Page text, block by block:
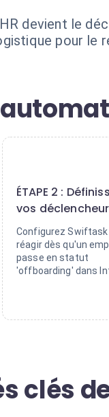
devient le
pour le
ÉTAPE 2 :
vos
Configurez Swiftask
réagir dès qu'un
passe en statut
'offboarding' dans
clés